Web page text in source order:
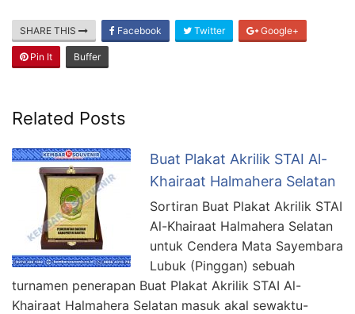
SHARE THIS Facebook Twitter Google+
Pin It Buffer
Related Posts
Buat Plakat Akrilik STAI Al-
Khairaat Halmahera Selatan
Sortiran Buat Plakat Akrilik STAI
Al-Khairaat Halmahera Selatan
untuk Cendera Mata Sayembara
Lubuk (Pinggan) sebuah
turnamen penerapan Buat Plakat Akrilik STAI Al-
Khairaat Halmahera Selatan masuk akal sewaktu-